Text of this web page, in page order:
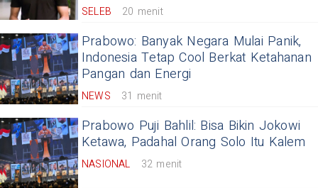
SELEB 20 menit
Prabowo: Banyak Negara Mulai Panik,
Indonesia Tetap Cool Berkat Ketahanan
Pangan dan Energi
NEWS 31 menit
Prabowo Puji Bahlil: Bisa Bikin Jokowi
Ketawa, Padahal Orang Solo Itu Kalem
NASIONAL 32 menit